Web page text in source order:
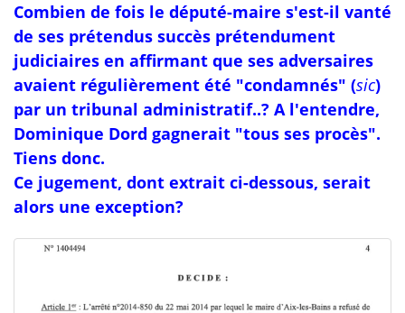
Combien de fois le député-maire s'est-il vanté
de ses prétendus succès prétendument
judiciaires en affirmant que ses adversaires
avaient régulièrement été "condamnés" (sic)
par un tribunal administratif..? A l'entendre,
Dominique Dord gagnerait "tous ses procès".
Tiens donc.
Ce jugement, dont extrait ci-dessous, serait
alors une exception?